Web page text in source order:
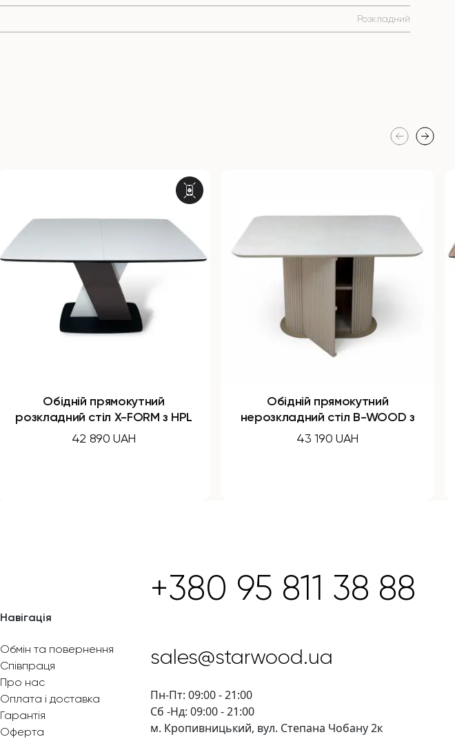
Розкладний
Обідній прямокутний
нерозкладний стіл B-WOOD з
HPL з мінібаром
43 190 UAH
Обідній прямокутний
розкладний стіл X-FORM з
компакт плити
57 910 UAH
Навігація
Обмін та повернення
Співпраця
Про нас
Оплата і доставка
Гарантія
Оферта
+380 95 811 38 88
sales@starwood.ua
Пн-Пт: 09:00 - 21:00
Сб -Нд: 09:00 - 21:00
м. Кропивницький, вул. Степана Чобану 2к